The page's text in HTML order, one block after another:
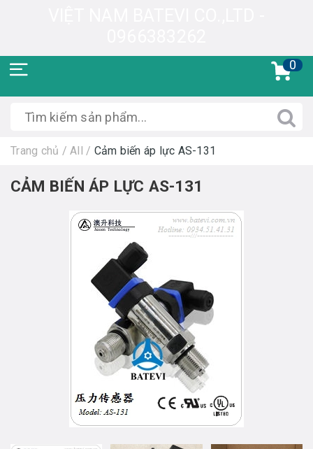
0
Trang chủ / All / Cảm biến áp lực AS-131
CẢM BIẾN ÁP LỰC AS-131